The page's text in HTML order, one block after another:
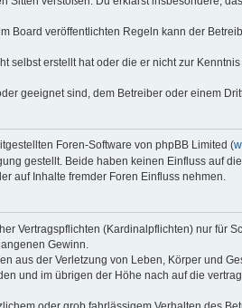
Board veröffentlichten Regeln kann der
erstellt hat oder die er nicht zur
geeignet sind, dem Betreiber oder einem
Foren-Software von phpBB Limited (
gestellt. Beide haben keinen Einfluss auf
auf Inhalte fremder Foren Einfluss nehmen.
Vertragspflichten (Kardinalpflichten) nur für
Gewinn.
aus der Verletzung von Leben, Körper und
und im übrigen der Höhe nach auf die